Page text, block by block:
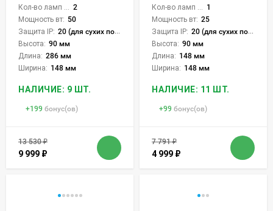
2
Мощность вт: 50
Защита IP: 20 (для сухих пом.)
Высота: 90 мм
Длина: 286 мм
Ширина: 148 мм
НАЛИЧИЕ: 9 ШТ.
+199 бонус(ов)
13 530₽
9 999 ₽
1
Мощность вт: 25
Защита IP: 20 (для сухих пом.)
Высота: 90 мм
Длина: 148 мм
Ширина: 148 мм
НАЛИЧИЕ: 11 ШТ.
+99 бонус(ов)
7 791₽
4 999 ₽